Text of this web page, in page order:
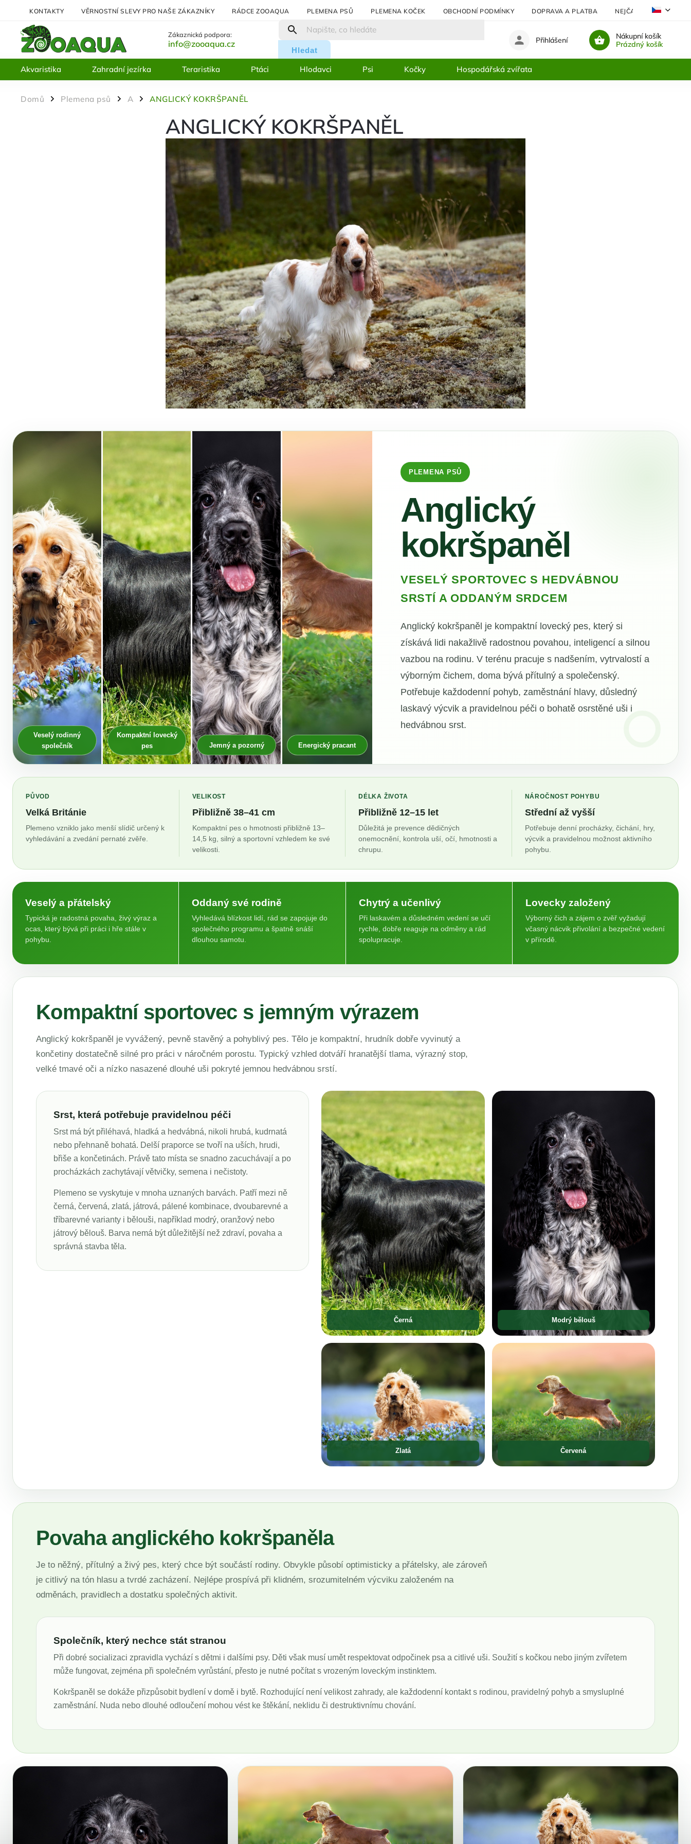
KONTAKTY VĚRNOSTNÍ SLEVY PRO NAŠE ZÁKAZNÍKY RÁDCE ZOOAQUA PLEMENA PSŮ PLEMENA KOČEK OBCHODNÍ PODMÍNKY DOPRAVA A PLATBA NEJČASTĚJI KLADENÉ
Zákaznická podpora:
info@zooaqua.cz
Hledat
Nákupní košík
Prázdný košík
Přihlášení
Akvaristika Zahradní jezírka Teraristika Ptáci Hlodavci Psi Kočky Hospodářská zvířata
Domů / Plemena psů / A / ANGLICKÝ KOKRŠPANĚL
ANGLICKÝ KOKRŠPANĚL
Veselý rodinný
společník
Kompaktní lovecký
pes
Jemný a pozorný Energický pracant
PLEMENA PSŮ
Anglický
kokršpaněl
VESELÝ SPORTOVEC S HEDVÁBNOU
SRSTÍ A ODDANÝM SRDCEM
Anglický kokršpaněl je kompaktní lovecký pes, který si
získává lidi nakažlivě radostnou povahou, inteligencí a silnou
vazbou na rodinu. V terénu pracuje s nadšením, vytrvalostí a
výborným čichem, doma bývá přítulný a společenský.
Potřebuje každodenní pohyb, zaměstnání hlavy, důsledný
laskavý výcvik a pravidelnou péči o bohatě osrstěné uši i
hedvábnou srst.
PŮVOD
Velká Británie
Plemeno vzniklo jako menší slídič určený k
vyhledávání a zvedání pernaté zvěře.
VELIKOST
Přibližně 38–41 cm
Kompaktní pes o hmotnosti přibližně 13–
14,5 kg, silný a sportovní vzhledem ke své
velikosti.
DÉLKA ŽIVOTA
Přibližně 12–15 let
Důležitá je prevence dědičných
onemocnění, kontrola uší, očí, hmotnosti a
chrupu.
NÁROČNOST POHYBU
Střední až vyšší
Potřebuje denní procházky, čichání, hry,
výcvik a pravidelnou možnost aktivního
pohybu.
Veselý a přátelský
Typická je radostná povaha, živý výraz a
ocas, který bývá při práci i hře stále v
pohybu.
Oddaný své rodině
Vyhledává blízkost lidí, rád se zapojuje do
společného programu a špatně snáší
dlouhou samotu.
Chytrý a učenlivý
Při laskavém a důsledném vedení se učí
rychle, dobře reaguje na odměny a rád
spolupracuje.
Lovecky založený
Výborný čich a zájem o zvěř vyžadují
včasný nácvik přivolání a bezpečné vedení
v přírodě.
Kompaktní sportovec s jemným výrazem
Anglický kokršpaněl je vyvážený, pevně stavěný a pohyblivý pes. Tělo je kompaktní, hrudník dobře vyvinutý a
končetiny dostatečně silné pro práci v náročném porostu. Typický vzhled dotváří hranatější tlama, výrazný stop,
velké tmavé oči a nízko nasazené dlouhé uši pokryté jemnou hedvábnou srstí.
Srst, která potřebuje pravidelnou péči
Srst má být přiléhavá, hladká a hedvábná, nikoli hrubá, kudrnatá
nebo přehnaně bohatá. Delší praporce se tvoří na uších, hrudi,
břiše a končetinách. Právě tato místa se snadno zacuchávají a po
procházkách zachytávají větvičky, semena i nečistoty.
Plemeno se vyskytuje v mnoha uznaných barvách. Patří mezi ně
černá, červená, zlatá, játrová, pálené kombinace, dvoubarevné a
tříbarevné varianty i bělouši, například modrý, oranžový nebo
játrový bělouš. Barva nemá být důležitější než zdraví, povaha a
správná stavba těla.
Černá Modrý bělouš
Zlatá Červená
Povaha anglického kokršpaněla
Je to něžný, přítulný a živý pes, který chce být součástí rodiny. Obvykle působí optimisticky a přátelsky, ale zároveň
je citlivý na tón hlasu a tvrdé zacházení. Nejlépe prospívá při klidném, srozumitelném výcviku založeném na
odměnách, pravidlech a dostatku společných aktivit.
Společník, který nechce stát stranou
Při dobré socializaci zpravidla vychází s dětmi i dalšími psy. Děti však musí umět respektovat odpočinek psa a citlivé uši. Soužití s kočkou nebo jiným zvířetem
může fungovat, zejména při společném vyrůstání, přesto je nutné počítat s vrozeným loveckým instinktem.
Kokršpaněl se dokáže přizpůsobit bydlení v domě i bytě. Rozhodující není velikost zahrady, ale každodenní kontakt s rodinou, pravidelný pohyb a smysluplné
zaměstnání. Nuda nebo dlouhé odloučení mohou vést ke štěkání, neklidu či destruktivnímu chování.